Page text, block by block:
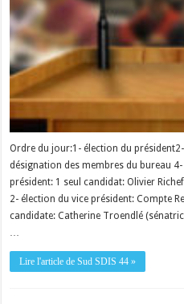
Ordre du jour:1- élection du
désignation des membres du bureau
président: 1 seul candidat: Olivier
2- élection du vice président: Compte
candidate: Catherine Troendlé
…
Lire l'article de Sud SDIS 44 »